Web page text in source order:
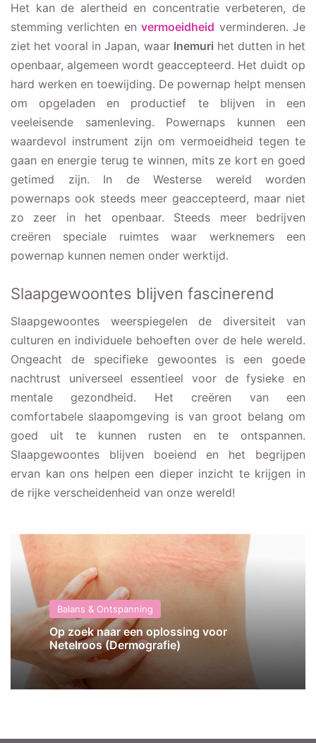
Het kan de alertheid en concentratie verbeteren, de
stemming verlichten envermoeidheid verminderen. Je
ziet het vooral in Japan, waar Inemuri het dutten in het
openbaar, algemeen wordt geaccepteerd. Het duidt op
hard werken en toewijding. De powernap helpt mensen
om opgeladen en productief te blijven in een
veeleisende samenleving. Powernaps kunnen een
waardevol instrument zijn om vermoeidheid tegen te
gaan en energie terug te winnen, mits ze kort en goed
getimed zijn. In de Westerse wereld worden
powernaps ook steeds meer geaccepteerd, maar niet
zo zeer in het openbaar. Steeds meer bedrijven
creëren speciale ruimtes waar werknemers een
powernap kunnen nemen onder werktijd.
Slaapgewoontes blijven fascinerend
Slaapgewoontes weerspiegelen de diversiteit van
culturen en individuele behoeften over de hele wereld.
Ongeacht de specifieke gewoontes is een goede
nachtrust universeel essentieel voor de fysieke en
mentale gezondheid. Het creëren van een
comfortabele slaapomgeving is van groot belang om
goed uit te kunnen rusten en te ontspannen.
Slaapgewoontes blijven boeiend en het begrijpen
ervan kan ons helpen een dieper inzicht te krijgen in
de rijke verscheidenheid van onze wereld!
Balans & Ontspanning
Op zoek naar een oplossing voor
Netelroos (Dermografie)